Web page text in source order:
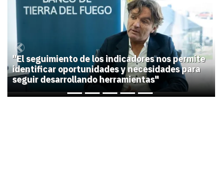
1
"El seguimiento de los indicadores nos permite
identificar oportunidades y necesidades para
seguir desarrollando herramientas"
Previous Next